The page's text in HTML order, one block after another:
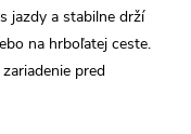
jazdy a stabilne drží
na hrboľatej ceste.
pred